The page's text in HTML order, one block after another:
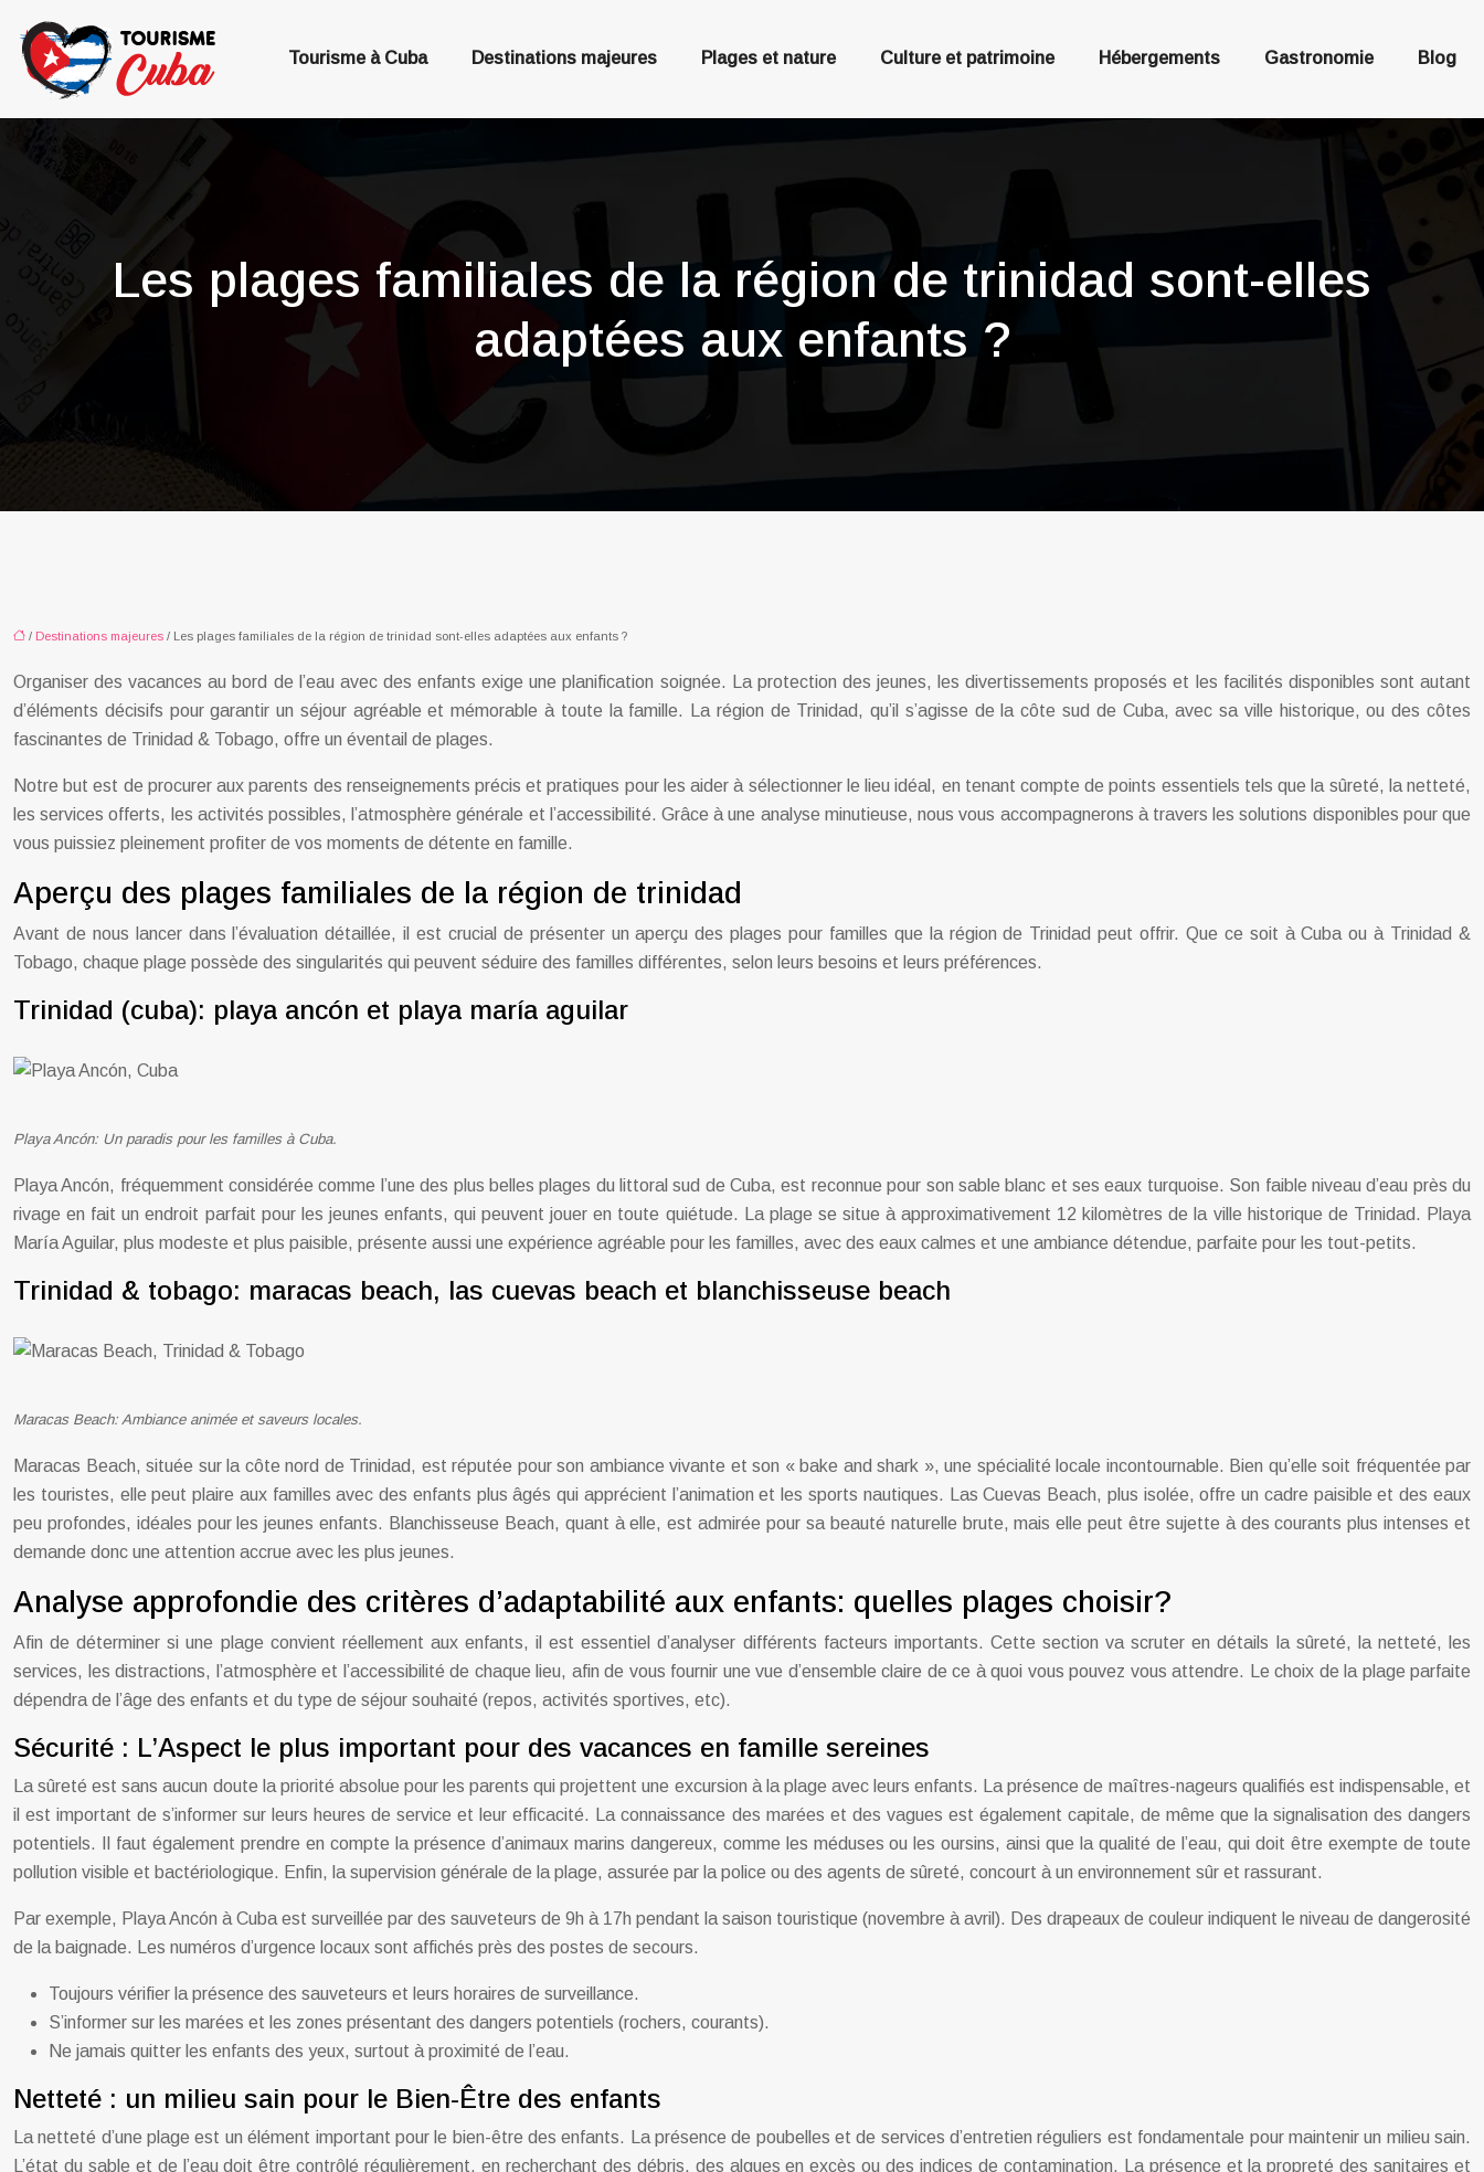
Tourisme à Cuba Destinations majeures Plages et nature Culture et patrimoine Hébergements Gastronomie Blog
Les plages familiales de la région de trinidad sont-elles
adaptées aux enfants ?
/ Destinations majeures / Les plages familiales de la région de trinidad sont-elles adaptées aux enfants ?
Organiser des vacances au bord de l’eau avec des enfants exige une planification soignée. La protection des jeunes, les divertissements proposés et les facilités disponibles sont autant
d’éléments décisifs pour garantir un séjour agréable et mémorable à toute la famille. La région de Trinidad, qu’il s’agisse de la côte sud de Cuba, avec sa ville historique, ou des côtes
fascinantes de Trinidad & Tobago, offre un éventail de plages.
Notre but est de procurer aux parents des renseignements précis et pratiques pour les aider à sélectionner le lieu idéal, en tenant compte de points essentiels tels que la sûreté, la netteté,
les services offerts, les activités possibles, l’atmosphère générale et l’accessibilité. Grâce à une analyse minutieuse, nous vous accompagnerons à travers les solutions disponibles pour que
vous puissiez pleinement profiter de vos moments de détente en famille.
Aperçu des plages familiales de la région de trinidad
Avant de nous lancer dans l’évaluation détaillée, il est crucial de présenter un aperçu des plages pour familles que la région de Trinidad peut offrir. Que ce soit à Cuba ou à Trinidad &
Tobago, chaque plage possède des singularités qui peuvent séduire des familles différentes, selon leurs besoins et leurs préférences.
Trinidad (cuba): playa ancón et playa maría aguilar
Playa Ancón: Un paradis pour les familles à Cuba.
Playa Ancón, fréquemment considérée comme l’une des plus belles plages du littoral sud de Cuba, est reconnue pour son sable blanc et ses eaux turquoise. Son faible niveau d’eau près du
rivage en fait un endroit parfait pour les jeunes enfants, qui peuvent jouer en toute quiétude. La plage se situe à approximativement 12 kilomètres de la ville historique de Trinidad. Playa
María Aguilar, plus modeste et plus paisible, présente aussi une expérience agréable pour les familles, avec des eaux calmes et une ambiance détendue, parfaite pour les tout-petits.
Trinidad & tobago: maracas beach, las cuevas beach et blanchisseuse beach
Maracas Beach: Ambiance animée et saveurs locales.
Maracas Beach, située sur la côte nord de Trinidad, est réputée pour son ambiance vivante et son « bake and shark », une spécialité locale incontournable. Bien qu’elle soit fréquentée par
les touristes, elle peut plaire aux familles avec des enfants plus âgés qui apprécient l’animation et les sports nautiques. Las Cuevas Beach, plus isolée, offre un cadre paisible et des eaux
peu profondes, idéales pour les jeunes enfants. Blanchisseuse Beach, quant à elle, est admirée pour sa beauté naturelle brute, mais elle peut être sujette à des courants plus intenses et
demande donc une attention accrue avec les plus jeunes.
Analyse approfondie des critères d’adaptabilité aux enfants: quelles plages choisir?
Afin de déterminer si une plage convient réellement aux enfants, il est essentiel d’analyser différents facteurs importants. Cette section va scruter en détails la sûreté, la netteté, les
services, les distractions, l’atmosphère et l’accessibilité de chaque lieu, afin de vous fournir une vue d’ensemble claire de ce à quoi vous pouvez vous attendre. Le choix de la plage parfaite
dépendra de l’âge des enfants et du type de séjour souhaité (repos, activités sportives, etc).
Sécurité : L’Aspect le plus important pour des vacances en famille sereines
La sûreté est sans aucun doute la priorité absolue pour les parents qui projettent une excursion à la plage avec leurs enfants. La présence de maîtres-nageurs qualifiés est indispensable, et
il est important de s’informer sur leurs heures de service et leur efficacité. La connaissance des marées et des vagues est également capitale, de même que la signalisation des dangers
potentiels. Il faut également prendre en compte la présence d’animaux marins dangereux, comme les méduses ou les oursins, ainsi que la qualité de l’eau, qui doit être exempte de toute
pollution visible et bactériologique. Enfin, la supervision générale de la plage, assurée par la police ou des agents de sûreté, concourt à un environnement sûr et rassurant.
Par exemple, Playa Ancón à Cuba est surveillée par des sauveteurs de 9h à 17h pendant la saison touristique (novembre à avril). Des drapeaux de couleur indiquent le niveau de dangerosité
de la baignade. Les numéros d’urgence locaux sont affichés près des postes de secours.
Toujours vérifier la présence des sauveteurs et leurs horaires de surveillance.
S’informer sur les marées et les zones présentant des dangers potentiels (rochers, courants).
Ne jamais quitter les enfants des yeux, surtout à proximité de l’eau.
Netteté : un milieu sain pour le Bien-Être des enfants
La netteté d’une plage est un élément important pour le bien-être des enfants. La présence de poubelles et de services d’entretien réguliers est fondamentale pour maintenir un milieu sain.
L’état du sable et de l’eau doit être contrôlé régulièrement, en recherchant des débris, des algues en excès ou des indices de contamination. La présence et la propreté des sanitaires et